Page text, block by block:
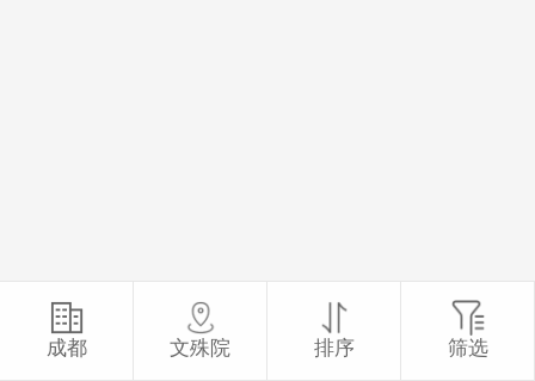
成都 文殊院 排序 筛选